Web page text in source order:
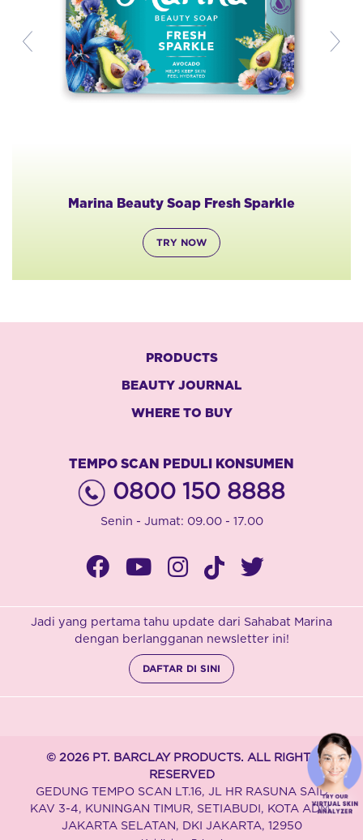
Beauty Soap Fresh Sparkle
PRODUCTS
BEAUTY JOURNAL
WHERE TO BUY
TEMPO SCAN PEDULI KONSUMEN
0800 150 8888
Senin - Jumat: 09.00 - 17.00
Jadi yang pertama tahu update dari Sahabat Marina
dengan berlangganan newsletter ini!
DAFTAR DI SINI
© 2026 PT. BARCLAY PRODUCTS. ALL RIGHTS
RESERVED
GEDUNG TEMPO SCAN LT.16, JL HR RASUNA SAID
KAV 3-4, KUNINGAN TIMUR, SETIABUDI, KOTA ADM.
JAKARTA SELATAN, DKI JAKARTA, 12950